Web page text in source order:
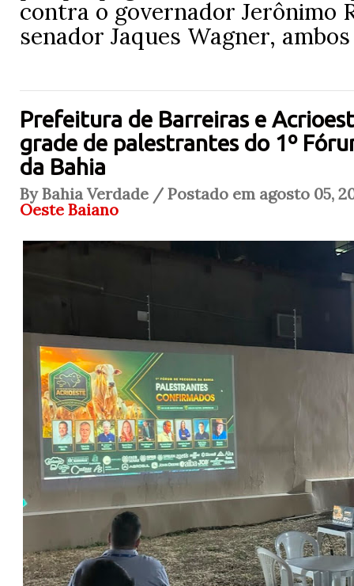
contra o governador Jerônimo
senador Jaques Wagner,
Prefeitura de Barreiras e
grade de palestrantes do 1º
da Bahia
By Bahia Verdade / Postado em agosto 05,
Oeste Baiano